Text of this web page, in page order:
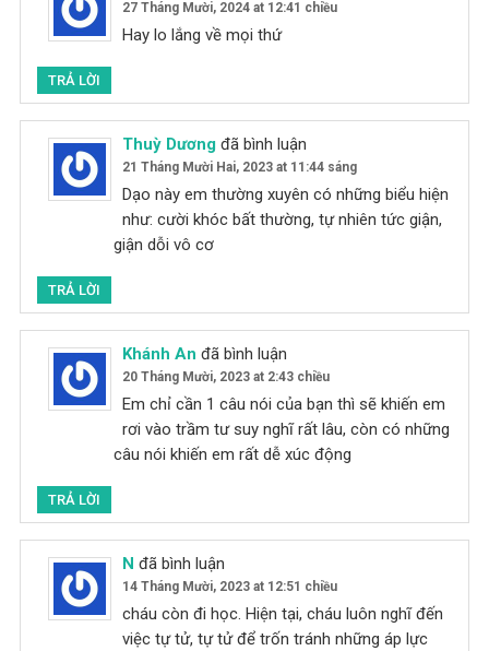
27 Tháng Mười, 2024 at 12:41 chiều
Hay lo lắng về mọi thứ
TRẢ LỜI
Thuỳ Dương đã bình luận
21 Tháng Mười Hai, 2023 at 11:44 sáng
Dạo này em thường xuyên có những biểu hiện
như: cười khóc bất thường, tự nhiên tức giận,
giận dỗi vô cơ
TRẢ LỜI
Khánh An đã bình luận
20 Tháng Mười, 2023 at 2:43 chiều
Em chỉ cần 1 câu nói của bạn thì sẽ khiến em
rơi vào trầm tư suy nghĩ rất lâu, còn có những
câu nói khiến em rất dễ xúc động
TRẢ LỜI
N đã bình luận
14 Tháng Mười, 2023 at 12:51 chiều
cháu còn đi học. Hiện tại, cháu luôn nghĩ đến
việc tự tử, tự tử để trốn tránh những áp lực